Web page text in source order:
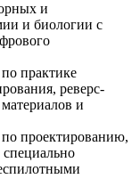
и
и биологии с
практике
реверс-
и
по проектированию,